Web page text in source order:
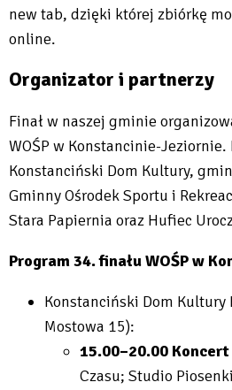
open
in
tab
new tab, dzięki której zbiórkę
online.
Organizator i partnerzy
Finał w naszej gminie
WOŚP w Konstancinie-
Konstanciński Dom Kultury,
Gminny Ośrodek Sportu i
Stara Papiernia oraz Hufiec
Program 34. finału WOŚP w
Konstanciński Dom Kultury
Mostowa 15):
15.00–20.00 Koncert
Czasu; Studio